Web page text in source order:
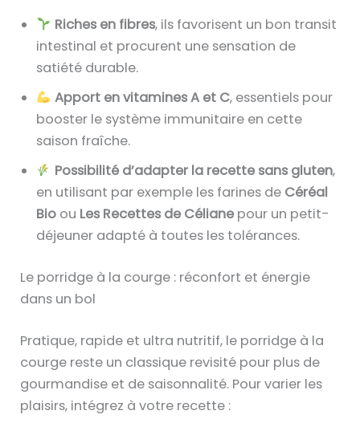
Riches en fibres, ils favorisent un bon transit
intestinal et procurent une sensation de
satiété durable.
Apport en vitamines A et C, essentiels pour
booster le système immunitaire en cette
saison fraîche.
Possibilité d’adapter la recette sans gluten,
en utilisant par exemple les farines de Céréal
Bio ou Les Recettes de Céliane pour un petit-
déjeuner adapté à toutes les tolérances.
Le porridge à la courge : réconfort et énergie
dans un bol
Pratique, rapide et ultra nutritif, le porridge à la
courge reste un classique revisité pour plus de
gourmandise et de saisonnalité. Pour varier les
plaisirs, intégrez à votre recette :